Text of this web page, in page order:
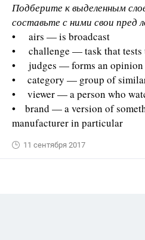
Подберите к выделенным
составьте с ними свои пред­
• airs — is broadcast
• challenge — task that tests
• judges — forms an opinion
• category — group of
• viewer — a person who
• brand — a version of
manufacturer in particular
11 сентября 2017